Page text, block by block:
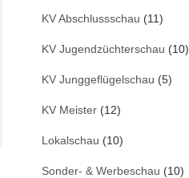
KV Abschlussschau (11)
KV Jugendzüchterschau (10)
KV Junggeflügelschau (5)
KV Meister (12)
Lokalschau (10)
Sonder- & Werbeschau (10)